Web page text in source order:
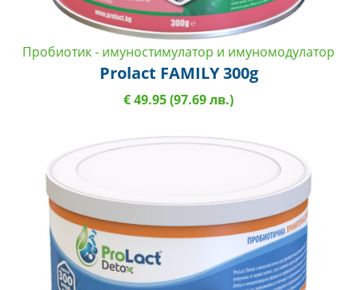
Пробиотик - имуностимулатор и имуномодулатор
Prolact FAMILY 300g
€ 49.95 (97.69 лв.)